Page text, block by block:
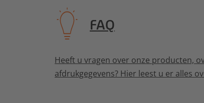
FAQ
Heeft u vragen over onze producten,
afdrukgegevens? Hier leest u er alles